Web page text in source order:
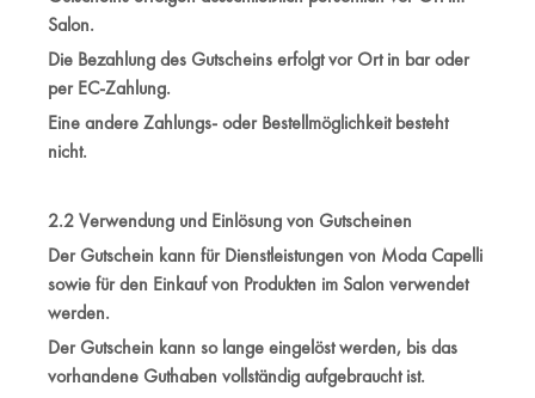
Salon.
Die Bezahlung des Gutscheins erfolgt vor Ort in bar oder
per EC-Zahlung.
Eine andere Zahlungs- oder Bestellmöglichkeit besteht
nicht.
2.2 Verwendung und Einlösung von Gutscheinen
Der Gutschein kann für Dienstleistungen von Moda Capelli
sowie für den Einkauf von Produkten im Salon verwendet
werden.
Der Gutschein kann so lange eingelöst werden, bis das
vorhandene Guthaben vollständig aufgebraucht ist.